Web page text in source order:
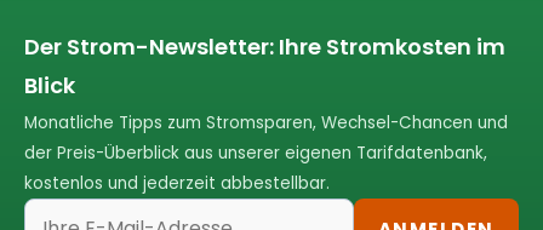
Der Strom-Newsletter: Ihre Stromkosten im
Blick
Monatliche Tipps zum Stromsparen, Wechsel-Chancen und
der Preis-Überblick aus unserer eigenen Tarifdatenbank,
kostenlos und jederzeit abbestellbar.